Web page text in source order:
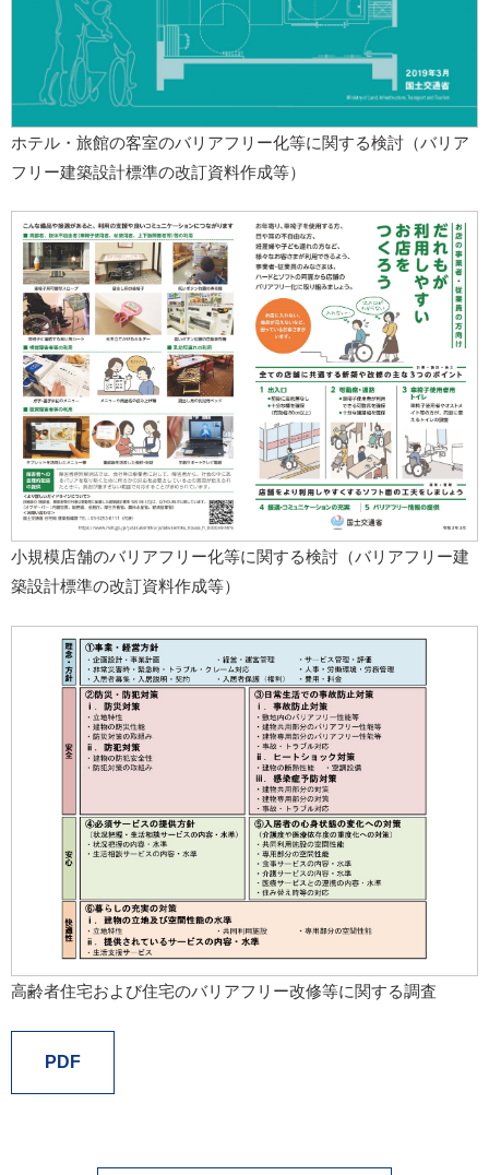
ホテル・旅館の客室のバリアフリー化等に関する検討（バリア
フリー建築設計標準の改訂資料作成等）
小規模店舗のバリアフリー化等に関する検討（バリアフリー建
築設計標準の改訂資料作成等）
高齢者住宅および住宅のバリアフリー改修等に関する調査
PDF